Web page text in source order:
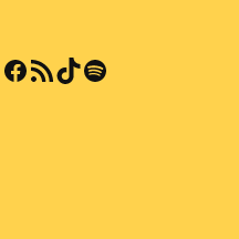
Facebook Flux RSS TikTok Spotify